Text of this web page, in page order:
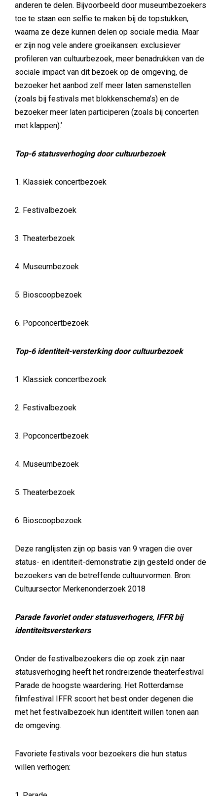
anderen te delen. Bijvoorbeeld door museumbezoekers
toe te staan een selfie te maken bij de topstukken,
waarna ze deze kunnen delen op sociale media. Maar
er zijn nog vele andere groeikansen: exclusiever
profileren van cultuurbezoek, meer benadrukken van de
sociale impact van dit bezoek op de omgeving, de
bezoeker het aanbod zelf meer laten samenstellen
(zoals bij festivals met blokkenschema’s) en de
bezoeker meer laten participeren (zoals bij concerten
met klappen).’
Top-6 statusverhoging door cultuurbezoek
1. Klassiek concertbezoek
2. Festivalbezoek
3. Theaterbezoek
4. Museumbezoek
5. Bioscoopbezoek
6. Popconcertbezoek
Top-6 identiteit-versterking door cultuurbezoek
1. Klassiek concertbezoek
2. Festivalbezoek
3. Popconcertbezoek
4. Museumbezoek
5. Theaterbezoek
6. Bioscoopbezoek
Deze ranglijsten zijn op basis van 9 vragen die over
status- en identiteit-demonstratie zijn gesteld onder de
bezoekers van de betreffende cultuurvormen. Bron:
Cultuursector Merkenonderzoek 2018
Parade favoriet onder statusverhogers, IFFR bij
identiteitsversterkers
Onder de festivalbezoekers die op zoek zijn naar
statusverhoging heeft het rondreizende theaterfestival
Parade de hoogste waardering. Het Rotterdamse
filmfestival IFFR scoort het best onder degenen die
met het festivalbezoek hun identiteit willen tonen aan
de omgeving.
Favoriete festivals voor bezoekers die hun status
willen verhogen: